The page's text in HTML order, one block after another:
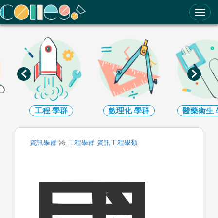
ColleGo! 大學選才與高中育才輔助系統
工程 學群 數理化學群 醫藥衛生
資訊學群 跨 工程學群 資訊工程學類